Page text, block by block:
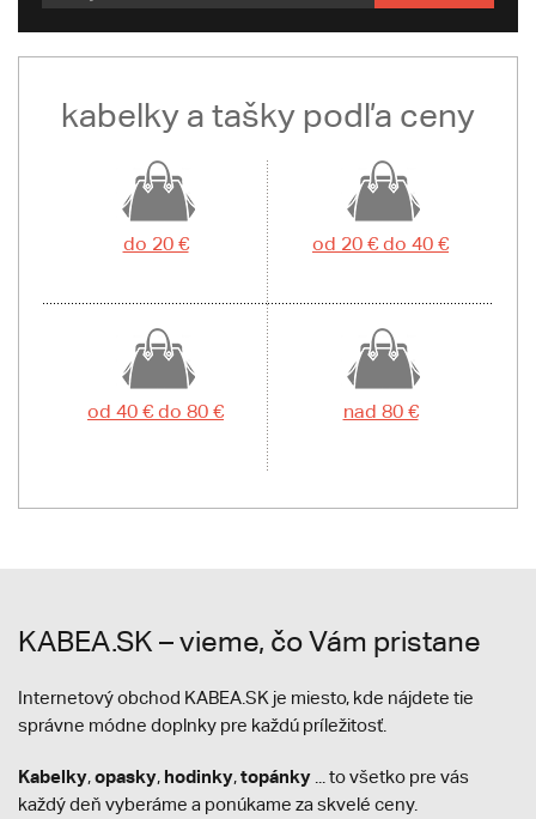
kabelky a tašky podľa ceny
do 20 € od 20 € do 40 €
od 40 € do 80 € nad 80 €
KABEA.SK – vieme, čo Vám pristane
Internetový obchod KABEA.SK je miesto, kde nájdete tie
správne módne doplnky pre každú príležitosť.
Kabelky,opasky, hodinky,topánky ... to všetko pre vás
každý deň vyberáme a ponúkame za skvelé ceny.